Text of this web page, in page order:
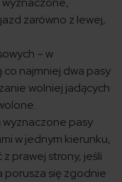
zarówno z lewej,
– w
najmniej dwa pasy
wolniej jadących
pasy
w jednym kierunku,
prawej strony, jeśli
porusza się zgodnie